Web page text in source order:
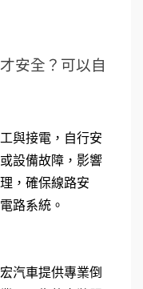
安全？可以自
與接電，自行安
設備故障，影響
，確保線路安
路系統。
汽車提供專業倒